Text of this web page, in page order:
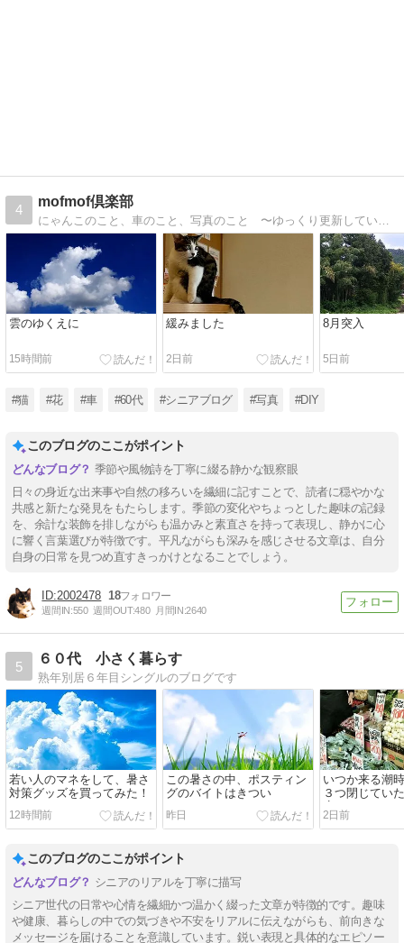
4
mofmof倶楽部
にゃんこのこと、車のこと、写真のこと 〜ゆっくり更新しています
雲のゆくえに
15時間前
緩みました
2日前
8月突入
5日前
#猫 #花 #車 #60代 #シニアブログ #写真 #DIY
このブログのここがポイント
季節や風物詩を丁寧に綴る静かな観察眼
日々の身近な出来事や自然の移ろいを繊細に記すことで、読者に穏やかな
共感と新たな発見をもたらします。季節の変化やちょっとした趣味の記録
を、余計な装飾を排しながらも温かみと素直さを持って表現し、静かに心
に響く言葉選びが特徴です。平凡ながらも深みを感じさせる文章は、自分
自身の日常を見つめ直すきっかけとなることでしょう。
2002478 18
週間IN:550 週間OUT:480 月間IN:2640
5
６０代 小さく暮らす
熟年別居６年目シングルのブログです
若い人のマネをして、暑さ
対策グッズを買ってみた！
12時間前
この暑さの中、ポスティン
グのバイトはきつい
昨日
いつか来る潮
３つ閉じてい
2日前
このブログのここがポイント
シニアのリアルを丁寧に描写
シニア世代の日常や心情を繊細かつ温かく綴った文章が特徴的です。趣味
や健康、暮らしの中での気づきや不安をリアルに伝えながらも、前向きな
メッセージを届けることを意識しています。鋭い表現と具体的なエピソー